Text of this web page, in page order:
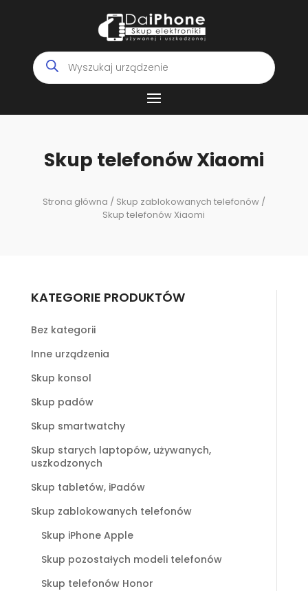
Wyszukiwarka
produktów
Skup telefonów Xiaomi
Strona główna / Skup zablokowanych telefonów/
Skup telefonów Xiaomi
KATEGORIE PRODUKTÓW
Bez kategorii
Inne urządzenia
Skup konsol
Skup padów
Skup smartwatchy
Skup starych laptopów, używanych,
uszkodzonych
Skup tabletów, iPadów
Skup zablokowanych telefonów
Skup iPhone Apple
Skup pozostałych modeli telefonów
Skup telefonów Honor